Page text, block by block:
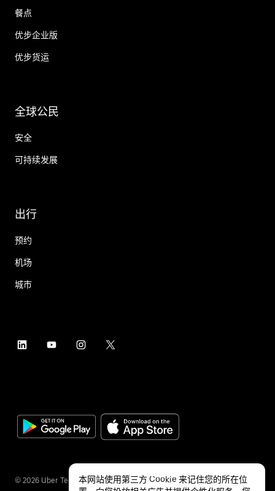
餐点
优步企业版
优步货运
全球公民
安全
可持续发展
出行
预约
机场
城市
© 2026 Uber Technologies Inc.
本网站使用第三方 Cookie 来记住您的所在位